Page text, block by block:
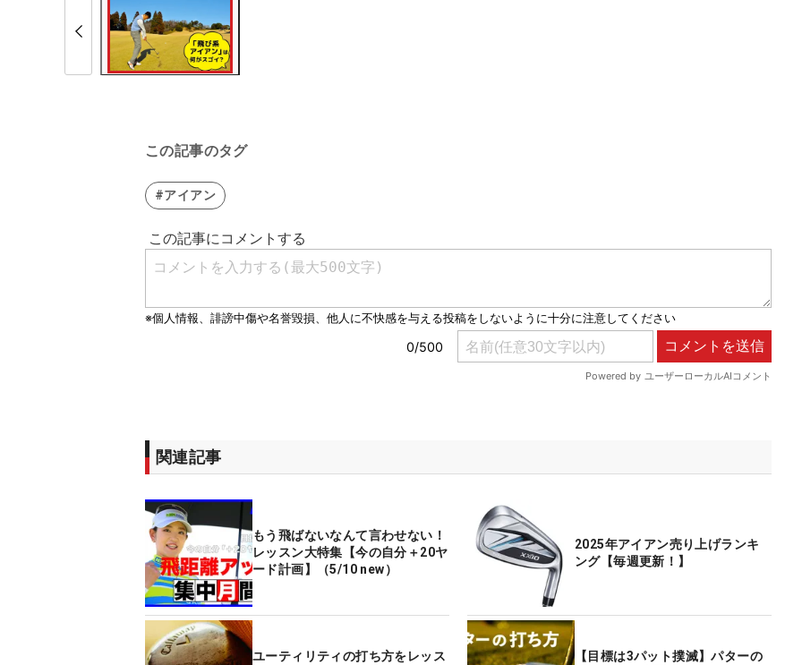
この記事のタグ
#アイアン
関連記事
もう飛ばないなんて言わせない！
レッスン大特集【今の自分＋20ヤ
ード計画】（5/10 new）
2025年アイアン売り上げランキ
ング【毎週更新！】
ユーティリティの打ち方をレッス
【目標は3パット撲滅】パターの